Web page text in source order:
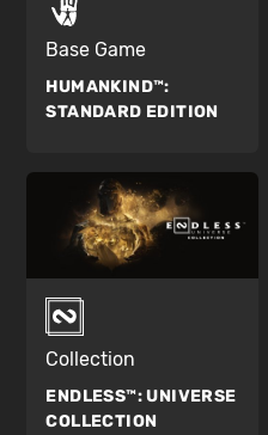
Base Game
HUMANKIND™:
STANDARD EDITION
Collection
ENDLESS™: UNIVERSE
COLLECTION